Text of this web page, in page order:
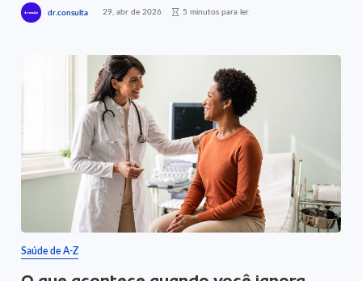
dr.consulta 29, abr de 2026 5 minutos para ler
Saúde de A-Z